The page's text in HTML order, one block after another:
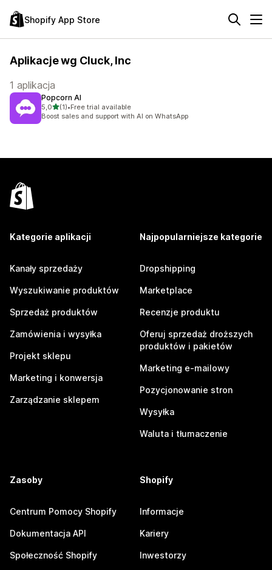
Shopify App Store
Aplikacje wg Cluck, Inc
1 aplikacja
Popcorn AI
5,0na 5 gwiazdek
(1)
Łączna liczba recenzji: 1
•Free trial available
Boost sales and support with AI on WhatsApp
Kategorie aplikacji
Kanały sprzedaży
Wyszukiwanie produktów
Sprzedaż produktów
Zamówienia i wysyłka
Projekt sklepu
Marketing i konwersja
Zarządzanie sklepem
Najpopularniejsze kategorie
Dropshipping
Marketplace
Recenzje produktu
Oferuj sprzedaż droższych
produktów i pakietów
Marketing e-mailowy
Pozycjonowanie stron
Wysyłka
Waluta i tłumaczenie
Zasoby
Centrum Pomocy Shopify
Dokumentacja API
Społeczność Shopify
Shopify
Informacje
Kariery
Inwestorzy